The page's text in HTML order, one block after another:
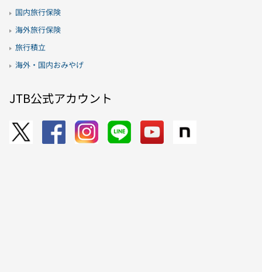
国内旅行保険
海外旅行保険
旅行積立
海外・国内おみやげ
JTB公式アカウント